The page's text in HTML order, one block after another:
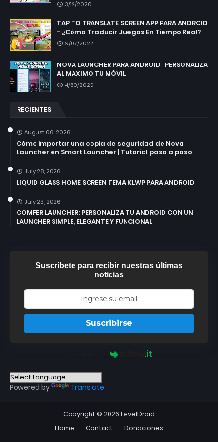
3/12/2020
TAP TO TRANSLATE SCREEN APP PARA ANDROID
- ¿Cómo Traducir Juegos En Tiempo Real?
9/07/2022
NOVA LAUNCHER PARA ANDROID | PERSONALIZA
AL MAXIMO TU MÓVIL
4/30/2020
RECIENTES
August 06, 2026
Cómo importar una copia de seguridad de Nova
Launcher en Smart Launcher | Tutorial paso a paso
July 28, 2026
LIQUID GLASS HOME SCREEN TEMA KLWP PARA ANDROID
July 23, 2026
COMFER LAUNCHER: PERSONALIZA TU ANDROID CON UN
LAUNCHER SIMPLE, ELEGANTE Y FUNCIONAL
Suscríbete para recibir nuestras últimas
noticias
Suscribirse
Powered by Translate
Copyright © 2026 LevelDroid
Home
Contact Donaciones